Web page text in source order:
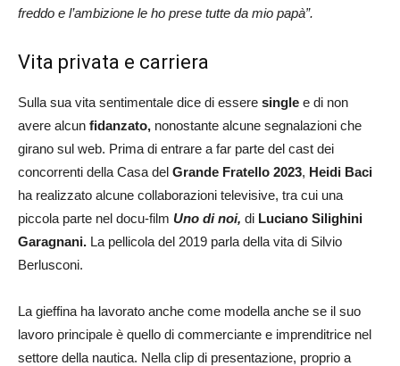
freddo e l’ambizione le ho prese tutte da mio papà”.
Vita privata e carriera
Sulla sua vita sentimentale dice di essere single e di non
avere alcun fidanzato, nonostante alcune segnalazioni che
girano sul web. Prima di entrare a far parte del cast dei
concorrenti della Casa del Grande Fratello 2023, Heidi Baci
ha realizzato alcune collaborazioni televisive, tra cui una
piccola parte nel docu-film Uno di noi, di Luciano Silighini
Garagnani. La pellicola del 2019 parla della vita di Silvio
Berlusconi.
La gieffina ha lavorato anche come modella anche se il suo
lavoro principale è quello di commerciante e imprenditrice nel
settore della nautica. Nella clip di presentazione, proprio a